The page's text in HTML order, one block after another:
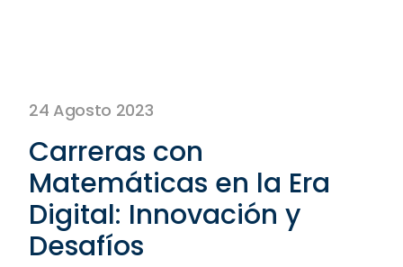
24 Agosto 2023
Carreras con
Matemáticas en la Era
Digital: Innovación y
Desafíos